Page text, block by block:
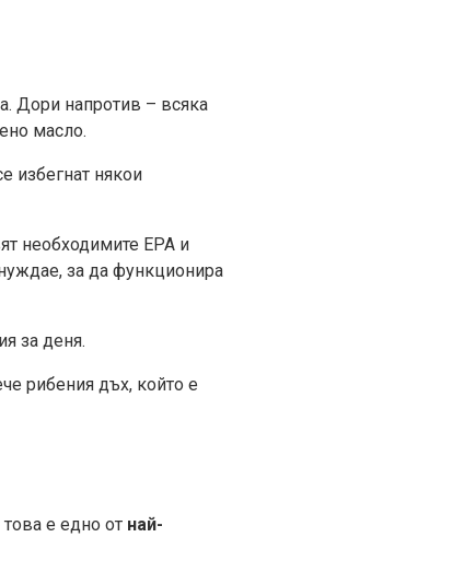
Дори напротив – всяка
масло.
избегнат някои
необходимите EPA и
за да функционира
за деня.
рибения дъх, който е
е едно от най-